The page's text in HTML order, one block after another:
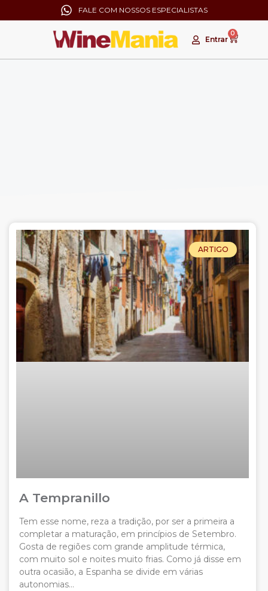
FALE COM NOSSOS ESPECIALISTAS
Entrar
0
ARTIGO
A Tempranillo
Tem esse nome, reza a tradição, por ser a primeira a
completar a maturação, em princípios de Setembro.
Gosta de regiões com grande amplitude térmica,
com muito sol e noites muito frias. Como já disse em
outra ocasião, a Espanha se divide em várias
autonomias…